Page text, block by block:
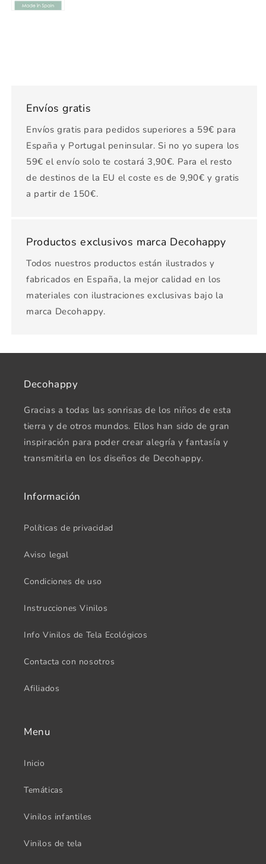
Envíos gratis
Envíos gratis para pedidos superiores a 59€ para
España y Portugal peninsular. Si no yo supera los
59€ el envío solo te costará 3,90€. Para el resto
de destinos de la EU el coste es de 9,90€ y gratis
a partir de 150€.
Productos exclusivos marca Decohappy
Todos nuestros productos están ilustrados y
fabricados en España, la mejor calidad en los
materiales con ilustraciones exclusivas bajo la
marca Decohappy.
Decohappy
Gracias a todas las sonrisas de los niños de esta
tierra y de otros mundos. Ellos han sido de gran
inspiración para poder crear alegría y fantasía y
transmitirla en los diseños de Decohappy.
Información
Políticas de privacidad
Aviso legal
Condiciones de uso
Instrucciones Vinilos
Info Vinilos de Tela Ecológicos
Contacta con nosotros
Afiliados
Menu
Inicio
Temáticas
Vinilos infantiles
Vinilos de tela